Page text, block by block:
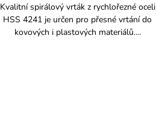
Kvalitní spirálový vrták z rychlořezné oceli
HSS 4241 je určen pro přesné vrtání do
kovových i plastových materiálů....